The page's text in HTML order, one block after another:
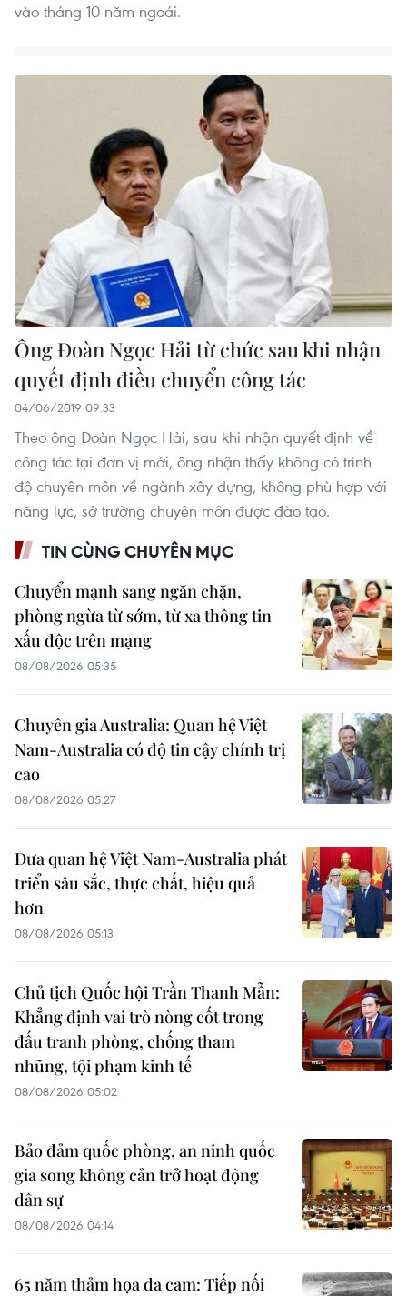
vào tháng 10 năm ngoái.
Ông Đoàn Ngọc Hải từ chức sau khi nhận
quyết định điều chuyển công tác
04/06/2019 09:33
Theo ông Đoàn Ngọc Hải, sau khi nhận quyết định về
công tác tại đơn vị mới, ông nhận thấy không có trình
độ chuyên môn về ngành xây dựng, không phù hợp với
năng lực, sở trường chuyên môn được đào tạo.
TIN CÙNG CHUYÊN MỤC
Chuyển mạnh sang ngăn chặn,
phòng ngừa từ sớm, từ xa thông tin
xấu độc trên mạng
08/08/2026 05:35
Chuyên gia Australia: Quan hệ Việt
Nam-Australia có độ tin cậy chính trị
cao
08/08/2026 05:27
Đưa quan hệ Việt Nam-Australia phát
triển sâu sắc, thực chất, hiệu quả
hơn
08/08/2026 05:13
Chủ tịch Quốc hội Trần Thanh Mẫn:
Khẳng định vai trò nòng cốt trong
đấu tranh phòng, chống tham
nhũng, tội phạm kinh tế
08/08/2026 05:02
Bảo đảm quốc phòng, an ninh quốc
gia song không cản trở hoạt động
dân sự
08/08/2026 04:14
65 năm thảm họa da cam: Tiếp nối